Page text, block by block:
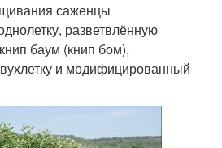
саженцы
разветвлённую
баум (книп бом),
и модифицированный